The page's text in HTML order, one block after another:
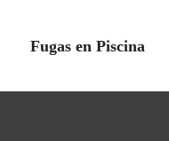
Fugas en Piscina